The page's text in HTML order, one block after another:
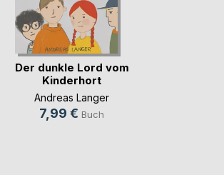
Der dunkle Lord vom
Kinderhort
Andreas Langer
7,99 € Buch